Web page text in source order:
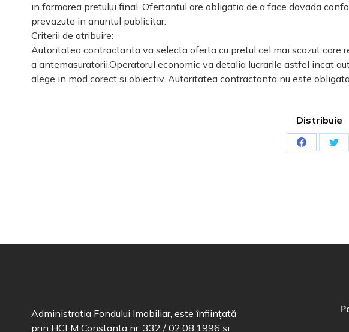
in formarea pretului final. Ofertantul are obligatia de a face dovada
prevazute in anuntul publicitar.
Criterii de atribuire:
Autoritatea contractanta va selecta oferta cu pretul cel mai scazut care
a antemasuratorii.Operatorul economic va detalia lucrarile astfel incat
alege in mod corect si obiectiv. Autoritatea contractanta nu este
Distribuie
Administratia Fondului Imobiliar, este înființată
prin HCLM Constanța nr. 332 / 02.08.1996 și